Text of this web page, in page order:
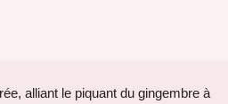
alliant le piquant du gingembre à